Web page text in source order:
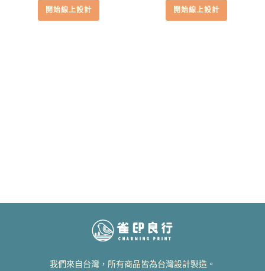
開始線上設計 開始線上設計
我們來自台灣，所有商品皆為台灣設計製造。